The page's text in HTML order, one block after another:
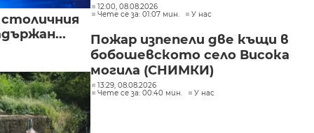
12:00, 08.08.2026
Чете се за: 01:07 мин.
У нас
Пожар изпепели две къщи в
бобошевското село Висока
могила (СНИМКИ)
13:29, 08.08.2026
Чете се за: 00:40 мин.
У нас